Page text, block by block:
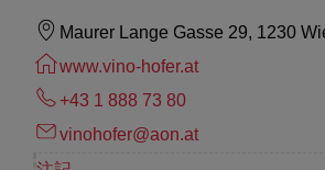
Maurer Lange Gasse 29, 1230
www.vino-hofer.at
+43 1 888 73 80
vinohofer@aon.at